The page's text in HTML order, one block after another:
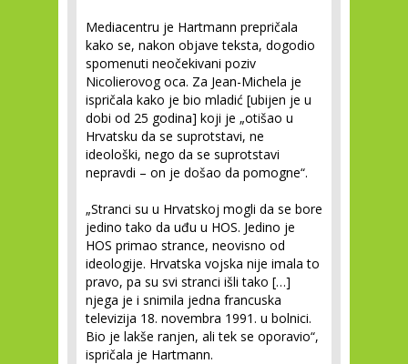
Mediacentru je Hartmann prepričala
kako se, nakon objave teksta, dogodio
spomenuti neočekivani poziv
Nicolierovog oca. Za Jean-Michela je
ispričala kako je bio mladić [ubijen je u
dobi od 25 godina] koji je „otišao u
Hrvatsku da se suprotstavi, ne
ideološki, nego da se suprotstavi
nepravdi – on je došao da pomogne“.
„Stranci su u Hrvatskoj mogli da se bore
jedino tako da uđu u HOS. Jedino je
HOS primao strance, neovisno od
ideologije. Hrvatska vojska nije imala to
pravo, pa su svi stranci išli tako […]
njega je i snimila jedna francuska
televizija 18. novembra 1991. u bolnici.
Bio je lakše ranjen, ali tek se oporavio“,
ispričala je Hartmann.